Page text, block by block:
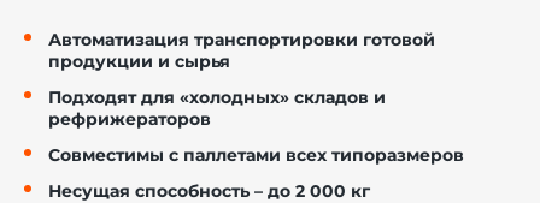
Автоматизация транспортировки готовой
продукции и сырья
Подходят для «холодных» складов и
рефрижераторов
Совместимы с паллетами всех типоразмеров
Несущая способность – до 2 000 кг